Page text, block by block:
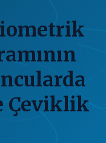
Çeviklik